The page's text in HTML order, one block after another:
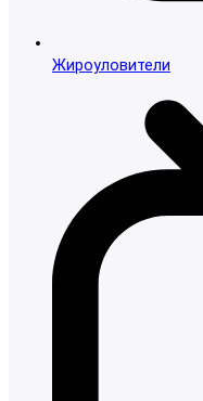
Жироуловители